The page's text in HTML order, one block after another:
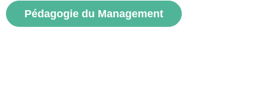
Pédagogie du Management